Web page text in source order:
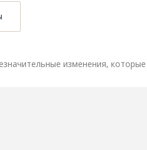
изменения,